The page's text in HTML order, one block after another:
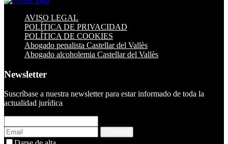
AVISO LEGAL
POLÍTICA DE PRIVACIDAD
POLÍTICA DE COOKIES
Abogado penalista Castellar del Vallès
Abogado alcoholemia Castellar del Vallès
Newsletter
Suscríbase a nuestra newsletter para estar informado de toda la
actualidad jurídica